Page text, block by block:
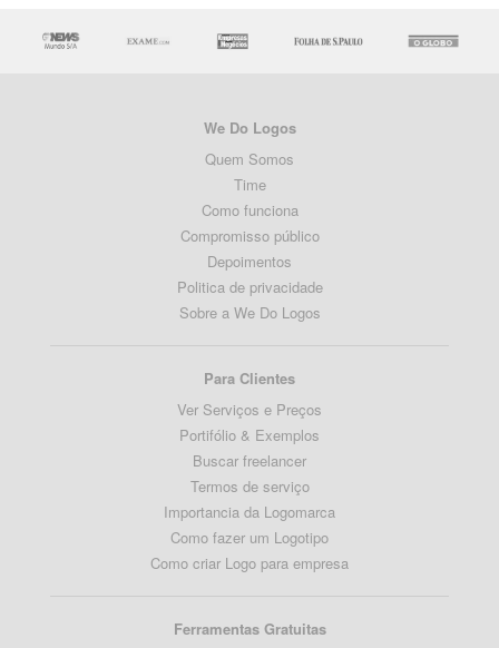
We Do Logos
Quem Somos
Time
Como funciona
Compromisso público
Depoimentos
Politica de privacidade
Sobre a We Do Logos
Para Clientes
Ver Serviços e Preços
Portifólio & Exemplos
Buscar freelancer
Termos de serviço
Importancia da Logomarca
Como fazer um Logotipo
Como criar Logo para empresa
Ferramentas Gratuitas